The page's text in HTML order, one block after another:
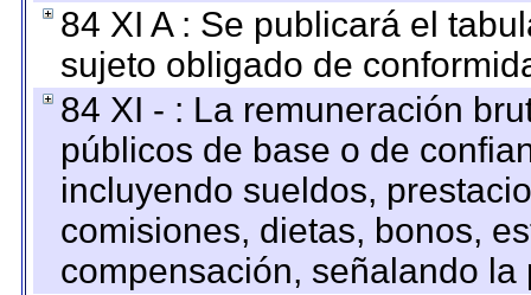
84 XI A : Se publicará el
sujeto obligado de
84 XI - : La remuneración
públicos de base o de
incluyendo sueldos,
comisiones, dietas, bonos,
compensación, señalando